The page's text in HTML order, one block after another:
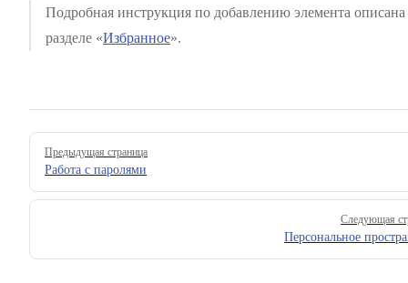
Подробная инструкция по добавлению элемента описана
разделе «Избранное».
Pager
Предыдущая страница
Работа с паролями
Следующая
Персональное